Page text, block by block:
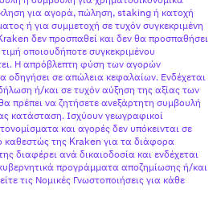
για αγορά, πώληση, staking ή κατοχή
ή για συμμετοχή σε τυχόν συγκεκριμένη
δεν προσπαθεί και δεν θα προσπαθήσει
οποιουδήποτε συγκεκριμένου
Η απρόβλεπτη φύση των αγορών
οδηγήσει σε απώλεια κεφαλαίων. Ενδέχεται
ή/και σε τυχόν αύξηση της αξίας των
πρέπει να ζητήσετε ανεξάρτητη συμβουλή
κατάσταση. Ισχύουν γεωγραφικοί
και αγορές δεν υπόκεινται σε
καθεστώς της Kraken για τα διάφορα
διαφέρει ανά δικαιοδοσία και ενδέχεται
προγράμματα αποζημίωσης ή/και
τις Νομικές Γνωστοποιήσεις για κάθε